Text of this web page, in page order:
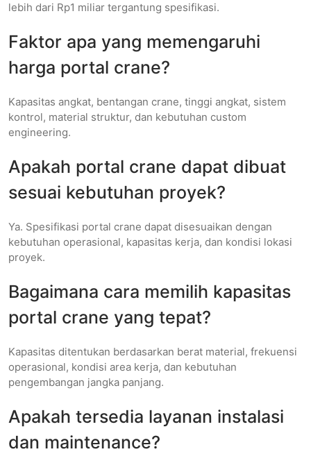
lebih dari Rp1 miliar tergantung spesifikasi.
Faktor apa yang memengaruhi
harga portal crane?
Kapasitas angkat, bentangan crane, tinggi angkat, sistem
kontrol, material struktur, dan kebutuhan custom
engineering.
Apakah portal crane dapat dibuat
sesuai kebutuhan proyek?
Ya. Spesifikasi portal crane dapat disesuaikan dengan
kebutuhan operasional, kapasitas kerja, dan kondisi lokasi
proyek.
Bagaimana cara memilih kapasitas
portal crane yang tepat?
Kapasitas ditentukan berdasarkan berat material, frekuensi
operasional, kondisi area kerja, dan kebutuhan
pengembangan jangka panjang.
Apakah tersedia layanan instalasi
dan maintenance?